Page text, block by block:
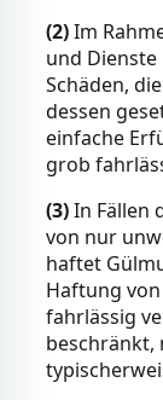
(2)Im
und
Schäden,
dessen
einfache
grob
(3)In Fällen
von nur
haftet
Haftung
fahrlässig
beschränkt,